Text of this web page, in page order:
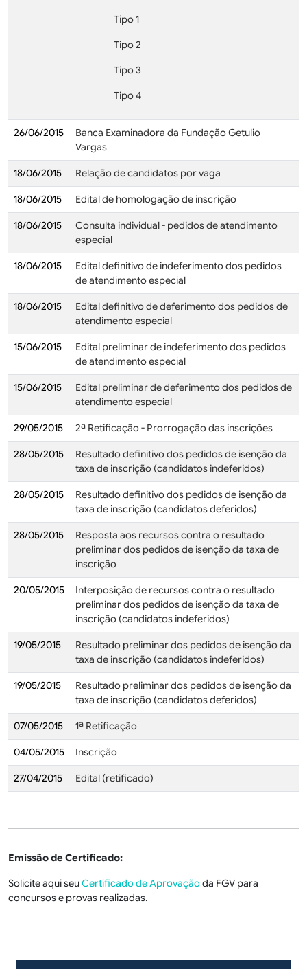
Tipo 1
Tipo 2
Tipo 3
Tipo 4
26/06/2015
Banca Examinadora da Fundação Getulio
Vargas
18/06/2015 Relação de candidatos por vaga
18/06/2015 Edital de homologação de inscrição
18/06/2015
Consulta individual - pedidos de atendimento
especial
18/06/2015
Edital definitivo de indeferimento dos pedidos
de atendimento especial
18/06/2015
Edital definitivo de deferimento dos pedidos de
atendimento especial
15/06/2015
Edital preliminar de indeferimento dos pedidos
de atendimento especial
15/06/2015
Edital preliminar de deferimento dos pedidos de
atendimento especial
29/05/2015 2ª Retificação - Prorrogação das inscrições
28/05/2015
Resultado definitivo dos pedidos de isenção da
taxa de inscrição (candidatos indeferidos)
28/05/2015
Resultado definitivo dos pedidos de isenção da
taxa de inscrição (candidatos deferidos)
28/05/2015
Resposta aos recursos contra o resultado
preliminar dos pedidos de isenção da taxa de
inscrição
20/05/2015
Interposição de recursos contra o resultado
preliminar dos pedidos de isenção da taxa de
inscrição (candidatos indeferidos)
19/05/2015
Resultado preliminar dos pedidos de isenção da
taxa de inscrição (candidatos indeferidos)
19/05/2015
Resultado preliminar dos pedidos de isenção da
taxa de inscrição (candidatos deferidos)
07/05/2015 1ª Retificação
04/05/2015 Inscrição
27/04/2015 Edital (retificado)
Emissão de Certificado:
Solicite aqui seuCertificado de Aprovaçãoda FGV para
concursos e provas realizadas.